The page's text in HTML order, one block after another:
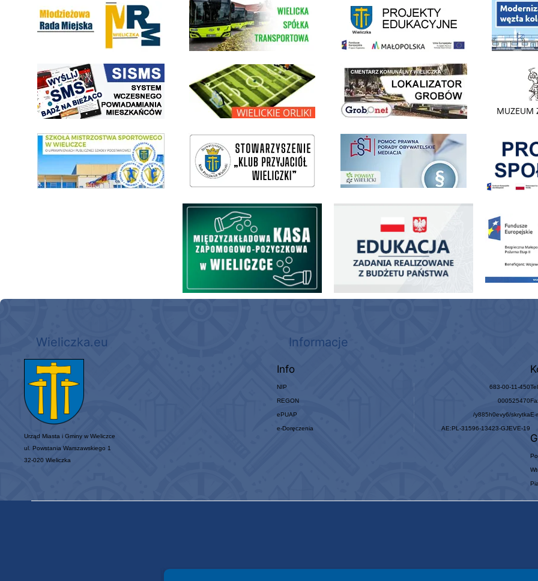
link do strony systemu wczesnego ostrzegania mieszkańców SISMSlink do opisu projektu Wielickie Orliki link do lokalizatora grobów na wielickim cmentarzu - grobnetlink do strony
link do SMS Wieliczka wieliczka-wieliczanie na bis pomoc prawna wieliczka
Międzyzakładowa Kasa Zapomogowo - Pożyczkowa
Zakup
Wieliczka.eu
Urząd Miasta i Gminy w Wieliczce
ul. Powstania Warszawskiego 1
32-020 Wieliczka
Informacje
Info
NIP 683-00-11-450
REGON 000525470
ePUAP /y885h0evy6/skrytka
e-Doręczenia AE:PL-31596-13423-GJEVE-19
E-
Spełniamy standardy WCAG 2.2
Spełniamy standardy W3C